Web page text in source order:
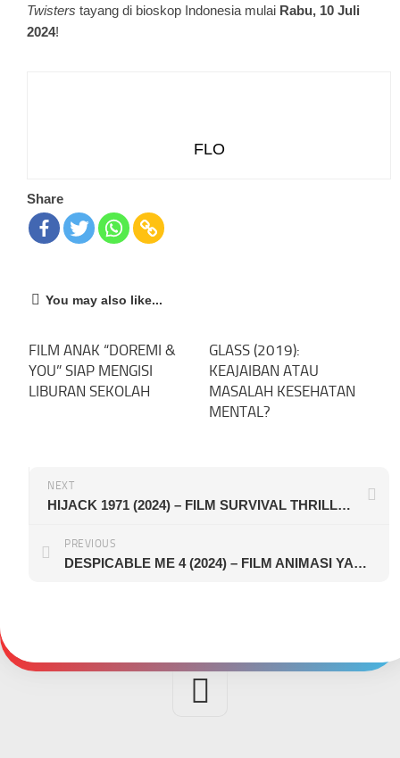
Twisters tayang di bioskop Indonesia mulai Rabu, 10 Juli
2024!
FLO
Share
You may also like...
FILM ANAK “DOREMI &
YOU” SIAP MENGISI
LIBURAN SEKOLAH
GLASS (2019):
KEAJAIBAN ATAU
MASALAH KESEHATAN
MENTAL?
NEXT
HIJACK 1971 (2024) – FILM SURVIVAL THRILLER YANG MENEGANGKAN SEKALIGUS MENGHARUKAN
PREVIOUS
DESPICABLE ME 4 (2024) – FILM ANIMASI YANG RIANG, MENGHIBUR, DAN PENUH TAWA